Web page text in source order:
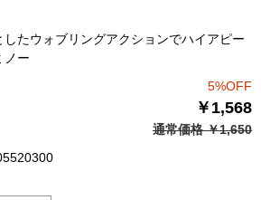
たウォブリングアクションでハイアピー
ノー
5%OFF
￥1,568
通常価格 ￥1,650